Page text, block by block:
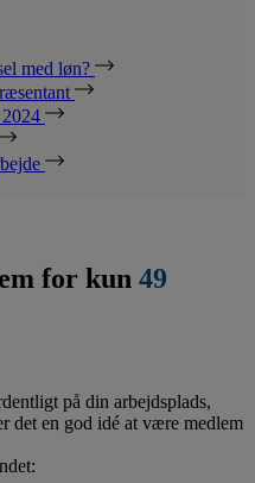
med løn?
for kun 49
på din arbejdsplads,
det en god idé at være medlem